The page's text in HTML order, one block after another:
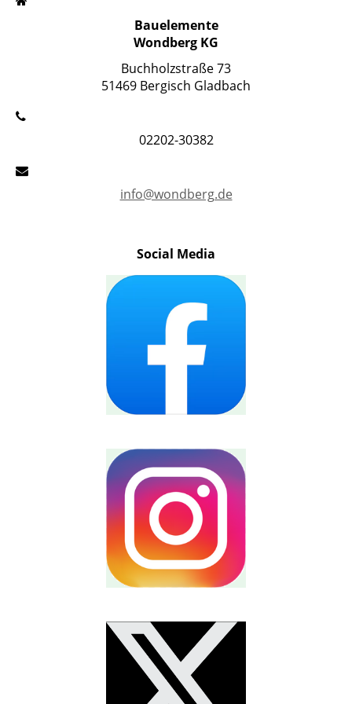
Bauelemente
Wondberg KG
Buchholzstraße 73
51469 Bergisch Gladbach
02202-30382
info@wondberg.de
Social Media